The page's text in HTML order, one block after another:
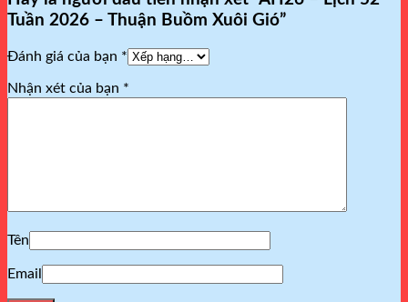
Tuần 2026 – Thuận Buồm Xuôi Gió”
Đánh giá của bạn *
Nhận xét của bạn *
Tên
Email